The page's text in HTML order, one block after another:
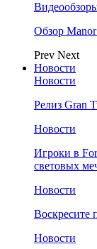
Обзор
Prev Next
Новости
Новости
Релиз Gran
Новости
Игроки в
световых
Новости
Воскресите
Новости